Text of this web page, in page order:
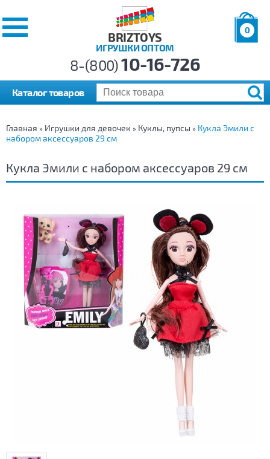
BRIZTOYS
ИГРУШКИ ОПТОМ
0
р.
8-(800)10-16-726
Каталог товаров
Главная » Игрушки для девочек » Куклы, пупсы » Кукла Эмили с
набором аксессуаров 29 см
Кукла Эмили с набором аксессуаров 29 см